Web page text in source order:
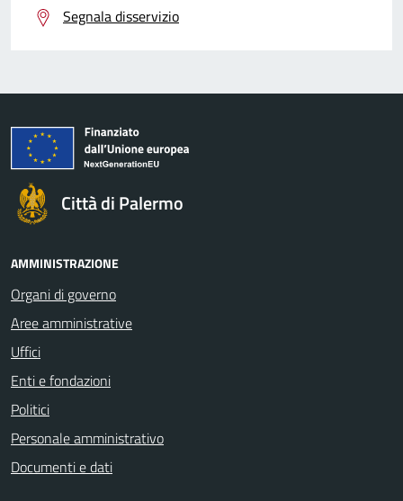
Segnala disservizio
Città di Palermo
AMMINISTRAZIONE
Organi di governo
Aree amministrative
Uffici
Enti e fondazioni
Politici
Personale amministrativo
Documenti e dati